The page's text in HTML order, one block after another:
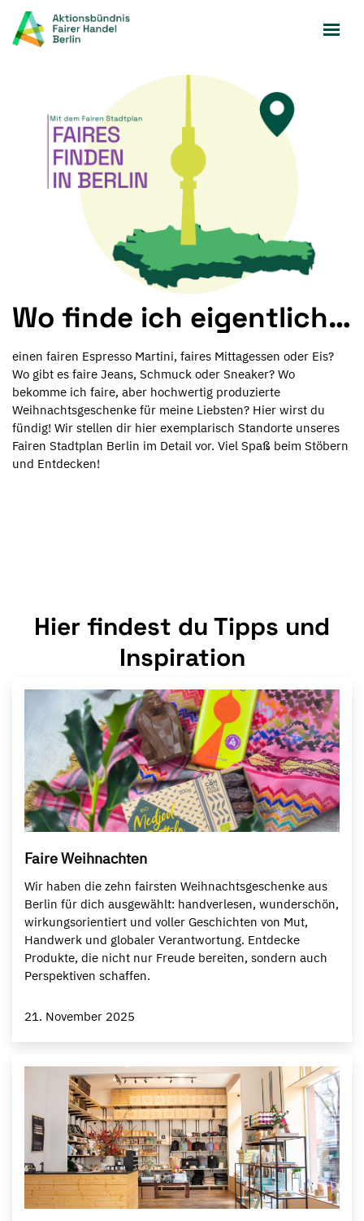
Zum
Wo finde ich eigentlich…
einen fairen Espresso Martini, faires Mittagessen oder Eis?
Wo gibt es faire Jeans, Schmuck oder Sneaker? Wo
bekomme ich faire, aber hochwertig produzierte
Weihnachtsgeschenke für meine Liebsten? Hier wirst du
fündig! Wir stellen dir hier exemplarisch Standorte unseres
Fairen Stadtplan Berlin im Detail vor. Viel Spaß beim Stöbern
und Entdecken!
Hier findest du Tipps und
Inspiration
Faire Weihnachten
Wir haben die zehn fairsten Weihnachtsgeschenke aus
Berlin für dich ausgewählt: handverlesen, wunderschön,
wirkungsorientiert und voller Geschichten von Mut,
Handwerk und globaler Verantwortung. Entdecke
Produkte, die nicht nur Freude bereiten, sondern auch
Perspektiven schaffen.
21. November 2025